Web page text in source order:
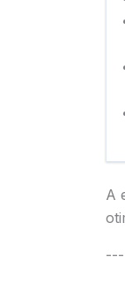
A
---